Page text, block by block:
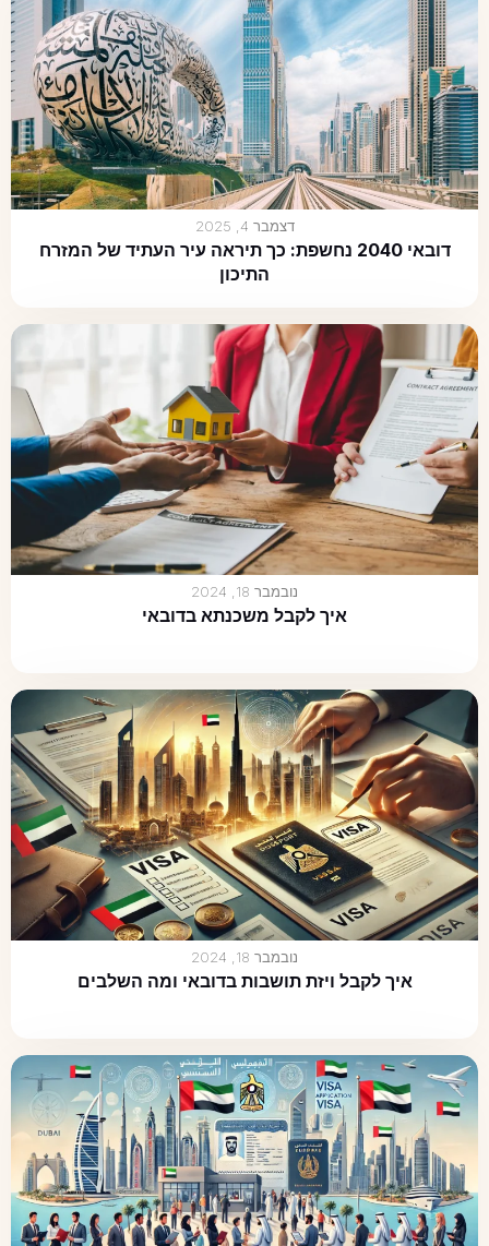
דצמבר 4, 2025
דובאי 2040 נחשפת: כך תיראה עיר העתיד של המזרח
התיכון
נובמבר 18, 2024
איך לקבל משכנתא בדובאי
נובמבר 18, 2024
איך לקבל ויזת תושבות בדובאי ומה השלבים